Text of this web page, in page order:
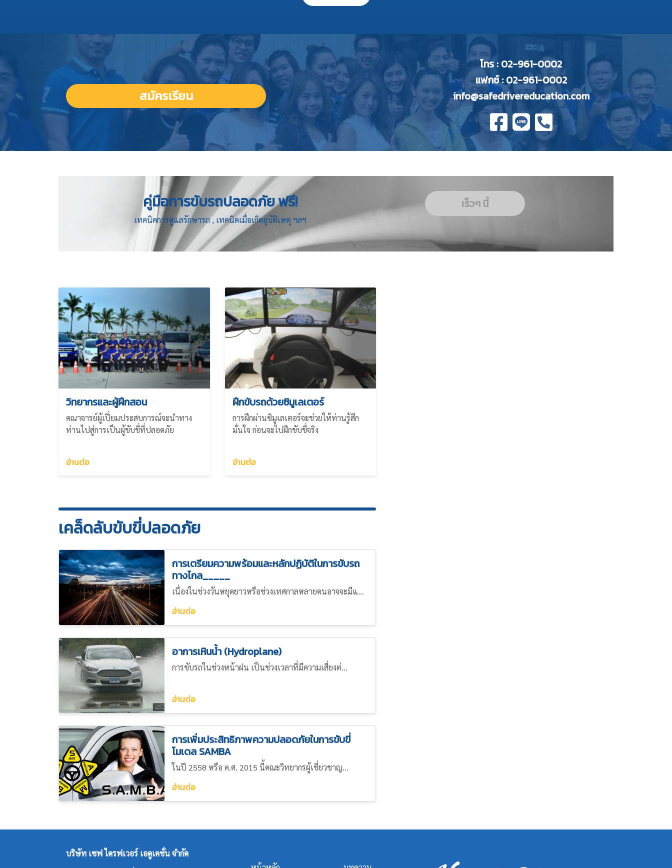
สมัครเรียน
โทร : 02-961-0002
แฟกซ์ : 02-961-0002
info@safedrivereducation.com
คู่มือการขับรถปลอดภัย ฟรี!
เทคนิคการดูแลรักษารถ , เทคนิคเมื่อเกิดอุบัติเหตุ ฯลฯ
เร็วๆ นี้
วิทยากรและผู้ฝึกสอน
คณาจารย์ผู้เปี่ยมประสบการณ์จะนำทาง
ท่านไปสู่การเป็นผู้ขับขี่ที่ปลอดภัย
อ่านต่อ
ฝึกขับรถด้วยซิมูเลเตอร์
การฝึกผ่านซิมูเลเตอร์จะช่วยให้ท่านรู้สึก
มั่นใจ ก่อนจะไปฝึกขับขี่จริง
อ่านต่อ
เคล็ดลับขับขี่ปลอดภัย
การเตรียมความพร้อมและหลักปฏิบัติในการขับรถ
ทางไกล_____
เนื่องในช่วงวันหยุดยาวหรือช่วงเทศกาลหลายคนอาจจะมีแ...
อ่านต่อ
อาการเหินน้ำ (Hydroplane)
การขับรถในช่วงหน้าฝน เป็นช่วงเวลาที่มีความเสี่ยงต่...
อ่านต่อ
การเพิ่มประสิทธิภาพความปลอดภัยในการขับขี่
โมเดล SAMBA
ในปี 2558 หรือ ค.ศ. 2015 นี้คณะวิทยากรผู้เชี่ยวชาญ...
อ่านต่อ
บริษัท เซฟ ไดรฟเวอร์ เอดูเคชั่น จำกัด